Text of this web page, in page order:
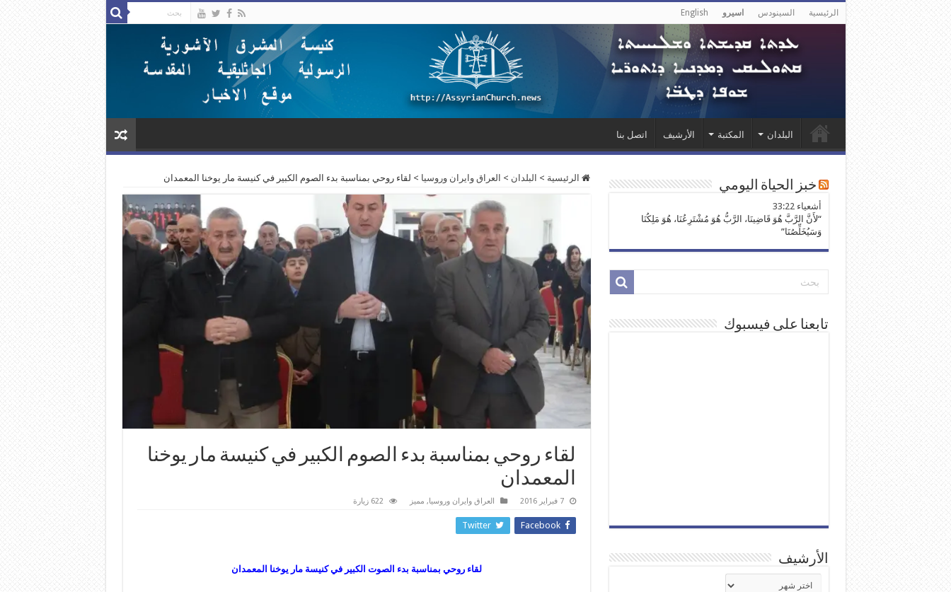
الرئيسية السينودس اسيرو English
البلدان المكتبة الأرشيف اتصل بنا
الرئيسية > البلدان > العراق وايران وروسيا > لقاء روحي بمناسبة بدء الصوم الكبير في كنيسة مار يوخنا المعمدان
لقاء روحي بمناسبة بدء الصوم الكبير في كنيسة مار يوخنا
المعمدان
7 فبراير 2016 العراق وايران وروسيا, مميز 622 زيارة
Facebook
Twitter
لقاء روحي بمناسبة بدء الصوت الكبير في كنيسة مار يوخنا المعمدان
خبز الحياة اليومي
ﺃﺷﻌﻴﺎء 33:22
“لأَنَّ الرَّبَّ هُوَ قَاضِينَا، الرَّبُّ هُوَ مُشْتَرِعُنَا، هُوَ مَلِكُنَا
وَسَيُخَلِّصُنَا”
تابعنا على فيسبوك
الأرشيف